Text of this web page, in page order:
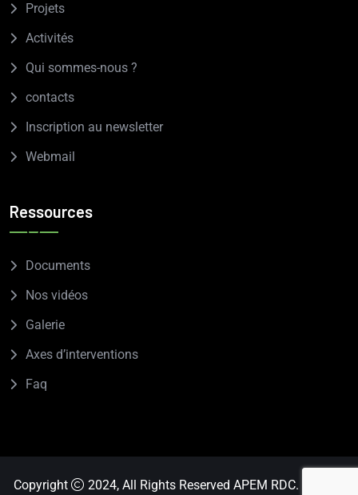
Projets
Activités
Qui sommes-nous ?
contacts
Inscription au newsletter
Webmail
Ressources
Documents
Nos vidéos
Galerie
Axes d’interventions
Faq
Copyright 2024, All Rights Reserved APEM RDC. Design